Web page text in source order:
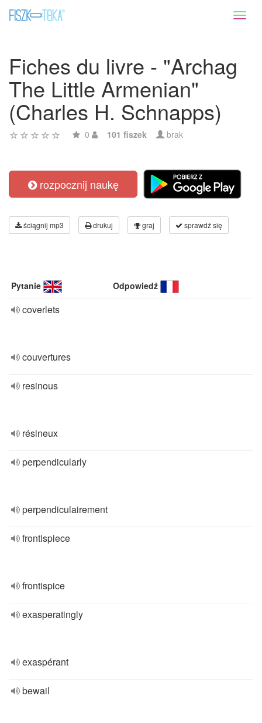
Fiches du livre - "Archag
The Little Armenian"
(Charles H. Schnapps)
0 101 fiszek brak
rozpocznij naukę
ściągnij mp3 drukuj graj sprawdź się
Pytanie Odpowiedź
coverlets
couvertures
resinous
résineux
perpendicularly
perpendiculairement
frontispiece
frontispice
exasperatingly
exaspérant
bewail